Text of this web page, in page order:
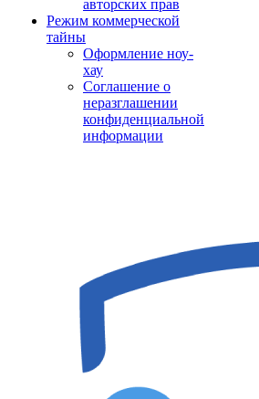
авторских прав
Режим коммерческой
тайны
Оформление ноу-
хау
Соглашение о
неразглашении
конфиденциальной
информации